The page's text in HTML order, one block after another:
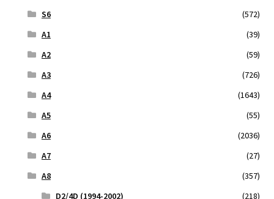
S6
(572)
A1
(39)
A2
(59)
A3
(726)
A4
(1643)
A5
(55)
A6
(2036)
A7
(27)
A8
(357)
D2/4D (1994-2002)
(218)